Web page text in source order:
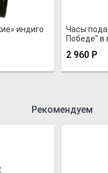
индиго
Часы
Победе"
2 960 Р
Рекомендуем